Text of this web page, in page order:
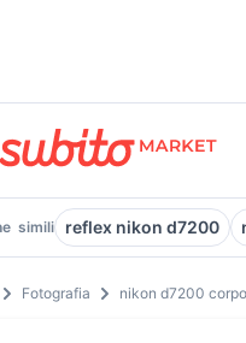
simili reflex nikon d7200
Fotografia nikon d7200 corpo